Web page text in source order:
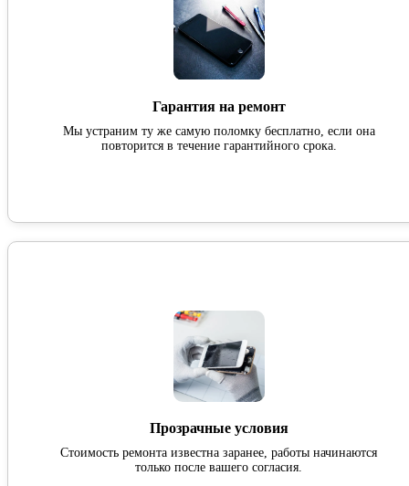
Гарантия на ремонт
Мы устраним ту же самую поломку бесплатно, если она
повторится в течение гарантийного срока.
Прозрачные условия
Стоимость ремонта известна заранее, работы начинаются
только после вашего согласия.